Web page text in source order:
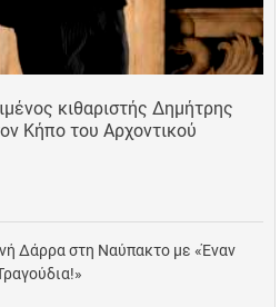
κιθαριστής Δημήτρης
Κήπο του Αρχοντικού
Δάρρα στη Ναύπακτο με «Έναν